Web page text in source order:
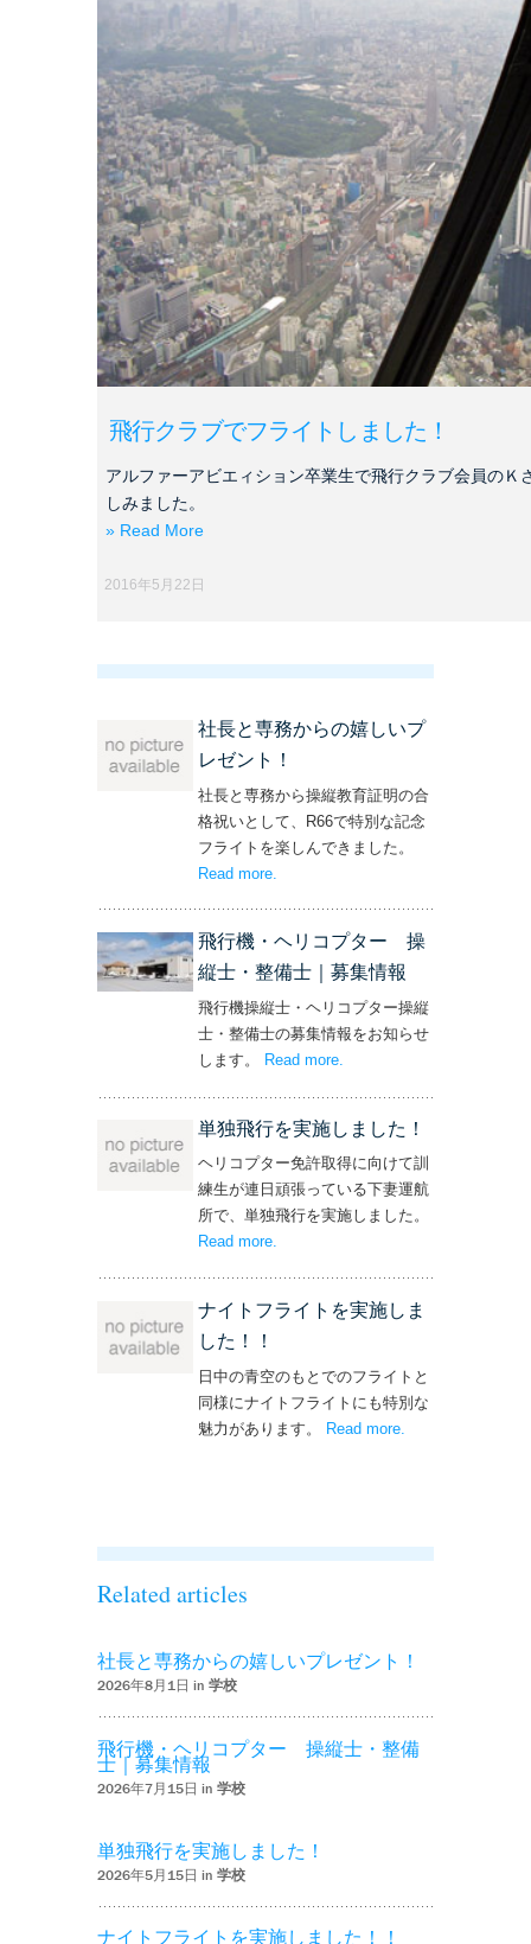
飛行クラブでフライトしました！
アルファーアビエィション卒業生で飛行クラブ会員のＫ
しみました。
» Read More
2016年5月22日
社長と専務からの嬉しいプ
レゼント！
社長と専務から操縦教育証明の合
格祝いとして、R66で特別な記念
フライトを楽しんできました。
Read more
飛行機・ヘリコプター 操
縦士・整備士｜募集情報
飛行機操縦士・ヘリコプター操縦
士・整備士の募集情報をお知らせ
します。
Read more
単独飛行を実施しました！
ヘリコプター免許取得に向けて訓
練生が連日頑張っている下妻運航
所で、単独飛行を実施しました。
Read more– ‘単独飛行を実施しました！’
.
ナイトフライトを実施しま
した！！
日中の青空のもとでのフライトと
同様にナイトフライトにも特別な
魅力があります。 Read more
Related articles
社長と専務からの嬉しいプレゼント！
2026年8月1日 in 学校
飛行機・ヘリコプター 操縦士・整備
士｜募集情報
2026年7月15日 in 学校
単独飛行を実施しました！
2026年5月15日 in 学校
ナイトフライトを実施しました！！